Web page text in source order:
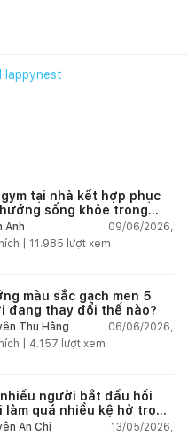
tại nhà kết hợp phục
sống khỏe trong
đại
Anh
09/06/2026,
| 11.985 lượt xem
màu sắc gạch men 5
đang thay đổi thế nào?
Thu Hằng
06/06/2026,
| 4.157 lượt xem
người bắt đầu hối
làm quá nhiều kệ hở trong
An Chi
13/05/2026,